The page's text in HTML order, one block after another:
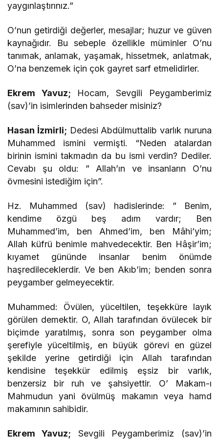
yaygınlaştırınız.”
O’nun getirdiği değerler, mesajlar; huzur ve güven
kaynağıdır. Bu sebeple özellikle müminler O’nu
tanımak, anlamak, yaşamak, hissetmek, anlatmak,
O’na benzemek için çok gayret sarf etmelidirler.
Ekrem Yavuz; Hocam, Sevgili Peygamberimiz
(sav)’in isimlerinden bahseder misiniz?
Hasan İzmirli; Dedesi Abdülmuttalib varlık nuruna
Muhammed ismini vermişti. “Neden atalardan
birinin ismini takmadın da bu ismi verdin? Dediler.
Cevabı şu oldu: ” Allah’ın ve insanların O’nu
övmesini istediğim için”.
Hz. Muhammed (sav) hadislerinde: ” Benim,
kendime özgü beş adım vardır; Ben
Muhammed’im, ben Ahmed’im, ben Mâhi’yim;
Allah küfrü benimle mahvedecektir. Ben Hâşir’im;
kıyamet gününde insanlar benim önümde
haşredileceklerdir. Ve ben Akıb’im; benden sonra
peygamber gelmeyecektir.
Muhammed: Övülen, yüceltilen, teşekküre layık
görülen demektir. O, Allah tarafından övülecek bir
biçimde yaratılmış, sonra son peygamber olma
şerefiyle yüceltilmiş, en büyük görevi en güzel
şekilde yerine getirdiği için Allah tarafından
kendisine teşekkür edilmiş eşsiz bir varlık,
benzersiz bir ruh ve şahsiyettir. O’ Makam-ı
Mahmudun yani övülmüş makamın veya hamd
makamının sahibidir.
Ekrem Yavuz; Sevgili Peygamberimiz (sav)’in